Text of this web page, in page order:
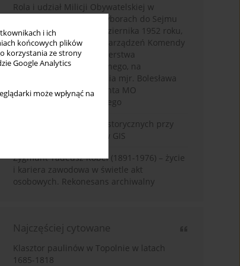
i ich
końcowych plików
korzystania ze strony
Google Analytics
może wpłynąć na
Rola i udział Milicji Obywatelskiej w
kampanii wyborczej i wyborach do Sejmu
PRL I kadencji z 26 października 1952 roku,
w świetle wytycznych i zarządzeń Komendy
Głównej MO oraz Ministerstwa
Bezpieczeństwa Publicznego, na
przykładzie sprawozdania mjr. Bolesława
Wyszyńskiego komendanta MO
województwa olsztyńskiego
Granica w badaniach historycznych przy
wykorzystaniu serwerów GIS
Zygmunt Tadeusz Robel (1891-1976) – życie
i kariera zawodowa w świetle akt
osobowych. Rekonesans archiwalny
Najczęściej cytowane
Klasztor paulinów w Topolnie w latach
1685-1818